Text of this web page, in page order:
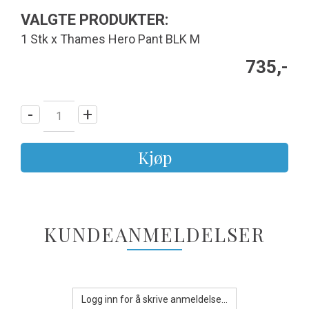
VALGTE PRODUKTER:
1 Stk x Thames Hero Pant BLK M
735,-
- +
Kjøp
KUNDEANMELDELSER
Logg inn for å skrive anmeldelse...